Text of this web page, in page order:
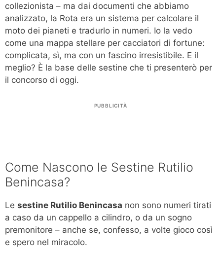
collezionista – ma dai documenti che abbiamo
analizzato, la Rota era un sistema per calcolare il
moto dei pianeti e tradurlo in numeri. Io la vedo
come una mappa stellare per cacciatori di fortune:
complicata, sì, ma con un fascino irresistibile. E il
meglio? È la base delle sestine che ti presenterò per
il concorso di oggi.
PUBBLICITÀ
Come Nascono le Sestine Rutilio
Benincasa?
Le sestine Rutilio Benincasa non sono numeri tirati
a caso da un cappello a cilindro, o da un sogno
premonitore – anche se, confesso, a volte gioco così
e spero nel miracolo.